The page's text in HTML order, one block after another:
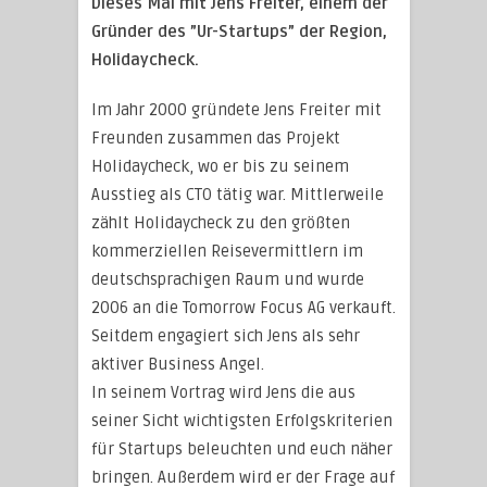
Gründer des ”Ur-Startups” der Region,
Holidaycheck.
Im Jahr 2000 gründete Jens Freiter mit
Freunden zusammen das Projekt
Holidaycheck, wo er bis zu seinem
Ausstieg als CTO tätig war. Mittlerweile
zählt Holidaycheck zu den größten
kommerziellen Reisevermittlern im
deutschsprachigen Raum und wurde
2006 an die Tomorrow Focus AG verkauft.
Seitdem engagiert sich Jens als sehr
aktiver Business Angel.
In seinem Vortrag wird Jens die aus
seiner Sicht wichtigsten Erfolgskriterien
für Startups beleuchten und euch näher
bringen. Außerdem wird er der Frage auf